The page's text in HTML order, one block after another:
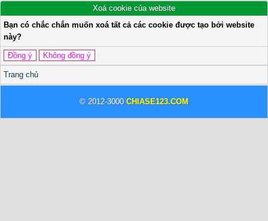
Xoá cookie của website
Bạn có chắc chắn muốn xoá tất cả các cookie được tạo bởi website
này?
Trang chủ
© 2012-3000 CHIASE123.COM